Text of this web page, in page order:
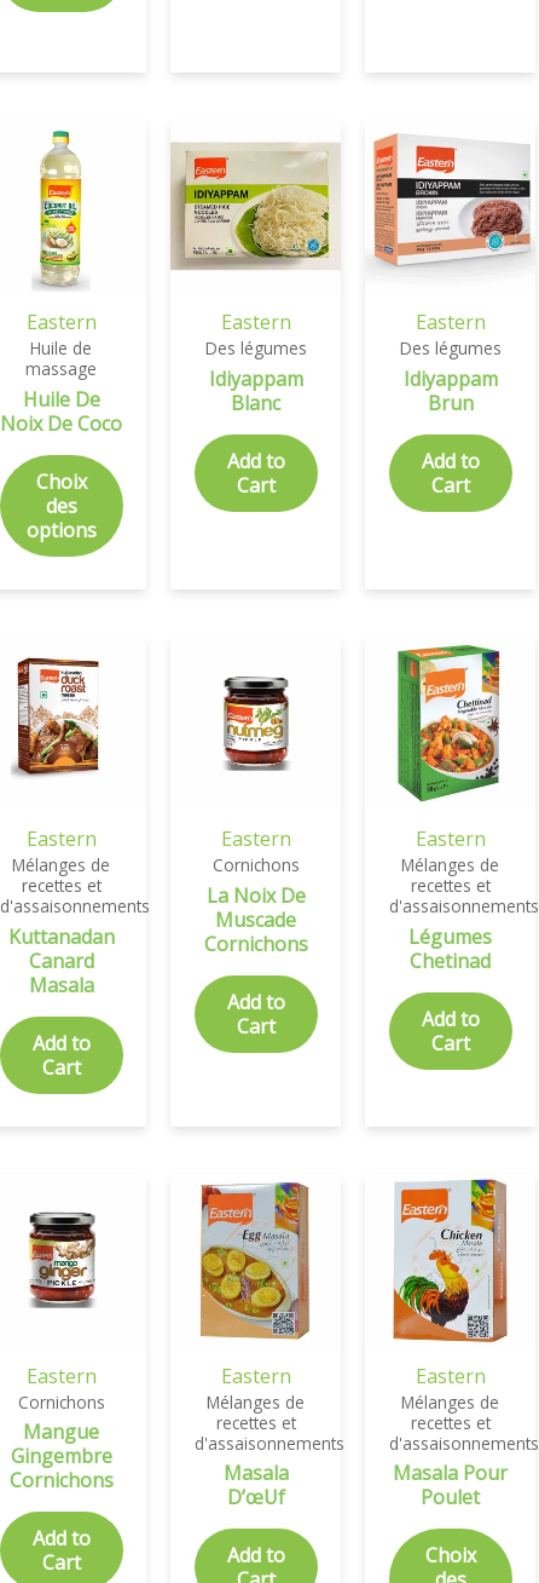
Eastern
Huile de
massage
Huile De
Noix De Coco
Choix
des
options
Eastern
Des légumes
Idiyappam
Blanc
Add to
Cart
Eastern
Des légumes
Idiyappam
Brun
Add to
Cart
Eastern
Mélanges de
recettes et
d'assaisonnements
Kuttanadan
Canard
Masala
Add to
Cart
Eastern
Cornichons
La Noix De
Muscade
Cornichons
Add to
Cart
Eastern
Mélanges de
recettes et
d'assaisonnements
Légumes
Chetinad
Add to
Cart
Eastern
Cornichons
Mangue
Gingembre
Cornichons
Add to
Cart
Eastern
Mélanges de
recettes et
d'assaisonnements
Masala
D’œUf
Add to
Eastern
Mélanges de
recettes et
d'assaisonnements
Masala Pour
Poulet
Choix